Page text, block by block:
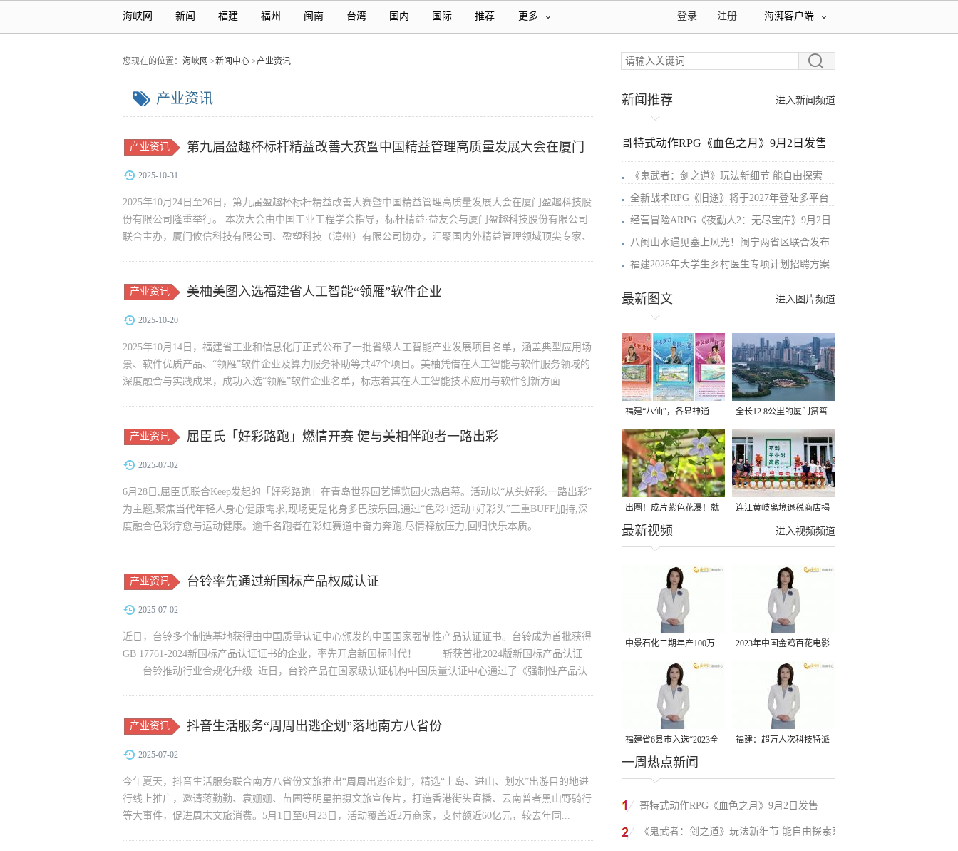
海峡网 新闻 福建 福州 闽南 台湾 国内 国际 推荐 更多 海湃客户端
注册
登录
您现在的位置： 海峡网 >新闻中心 >产业资讯
产业资讯
产业资讯
第九届盈趣杯标杆精益改善大赛暨中国精益管理高质量发展大会在厦门
召开2025-10-31
2025年10月24日至26日，第九届盈趣杯标杆精益改善大赛暨中国精益管理高质量发展大会在厦门盈趣科技股
份有限公司隆重举行。 本次大会由中国工业工程学会指导，标杆精益·益友会与厦门盈趣科技股份有限公司
联合主办，厦门攸信科技有限公司、盈塑科技（漳州）有限公司协办，汇聚国内外精益管理领域顶尖专家、
产业资讯 美柚美图入选福建省人工智能“领雁”软件企业
2025-10-20
2025年10月14日，福建省工业和信息化厅正式公布了一批省级人工智能产业发展项目名单，涵盖典型应用场
景、软件优质产品、“领雁”软件企业及算力服务补助等共47个项目。美柚凭借在人工智能与软件服务领域的
深度融合与实践成果，成功入选“领雁”软件企业名单，标志着其在人工智能技术应用与软件创新方面...
产业资讯 屈臣氏「好彩路跑」燃情开赛 健与美相伴跑者一路出彩
2025-07-02
6月28日,屈臣氏联合Keep发起的「好彩路跑」在青岛世界园艺博览园火热启幕。活动以“从头好彩,一路出彩”
为主题,聚焦当代年轻人身心健康需求,现场更是化身多巴胺乐园,通过“色彩+运动+好彩头”三重BUFF加持,深
度融合色彩疗愈与运动健康。逾千名跑者在彩虹赛道中奋力奔跑,尽情释放压力,回归快乐本质。 ...
产业资讯 台铃率先通过新国标产品权威认证
2025-07-02
近日，台铃多个制造基地获得由中国质量认证中心颁发的中国国家强制性产品认证证书。台铃成为首批获得
GB 17761-2024新国标产品认证证书的企业，率先开启新国标时代！ 斩获首批2024版新国标产品认证
台铃推动行业合规化升级 近日，台铃产品在国家级认证机构中国质量认证中心通过了《强制性产品认
产业资讯 抖音生活服务“周周出逃企划”落地南方八省份
2025-07-02
今年夏天，抖音生活服务联合南方八省份文旅推出“周周出逃企划”，精选“上岛、进山、划水”出游目的地进
行线上推广，邀请蒋勤勤、袁姗姗、苗圃等明星拍摄文旅宣传片，打造香港街头直播、云南普者黑山野骑行
等大事件，促进周末文旅消费。5月1日至6月23日，活动覆盖近2万商家，支付额近60亿元，较去年同...
进入新闻频道
新闻推荐
哥特式动作RPG《血色之月》9月2日发售
《鬼武者：剑之道》玩法新细节 能自由探索
全新战术RPG《旧途》将于2027年登陆多平台
经营冒险ARPG《夜勤人2：无尽宝库》9月2日
八闽山水遇见塞上风光！闽宁两省区联合发布
福建2026年大学生乡村医生专项计划招聘方案
进入图片频道
最新图文
福建“八仙”，各显神通 全长12.8公里的厦门筼筜
湖健身步道全线贯通
出圈！成片紫色花瀑！就
在光明港公园
连江黄岐离境退税商店揭
进入视频频道
最新视频
中景石化二期年产100万
吨丙烷脱氢项目建成中交
2023年中国金鸡百花电影
节有福电影巡展31日启动
福建省6县市入选“2023全
国县域发展潜力百强县”
福建：超万人次科技特派
一周热点新闻
哥特式动作RPG《血色之月》9月2日发售
《鬼武者：剑之道》玩法新细节 能自由探索京